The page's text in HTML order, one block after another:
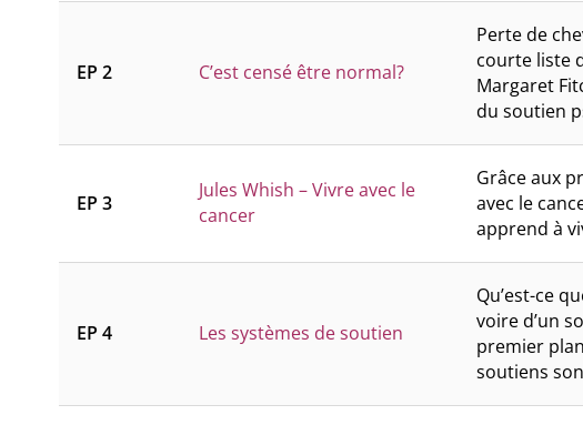
EP 2 C’est censé être normal?
Perte de
courte liste
Margaret
du soutien
EP 3
Jules Whish – Vivre avec le
cancer
Grâce aux
avec le
apprend à
EP 4 Les systèmes de soutien
Qu’est-ce
voire d’un
premier
soutiens